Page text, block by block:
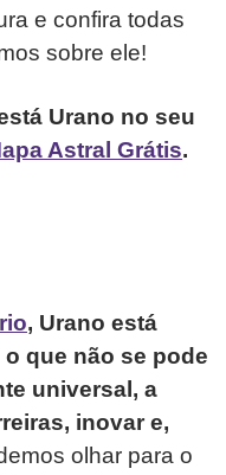
e confira todas
sobre ele!
Urano no seu
Astral Grátis.
, Urano está
que não se pode
universal, a
inovar e,
olhar para o